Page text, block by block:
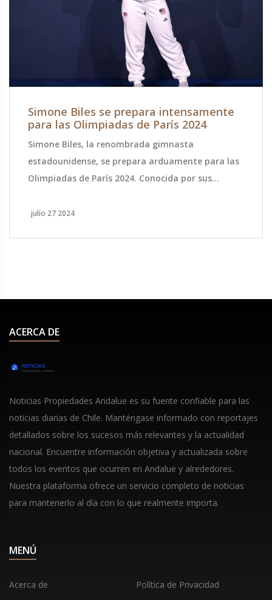
Simone Biles se prepara intensamente
para las Olimpiadas de París 2024
Simone Biles, la renombrada gimnasta
estadounidense, se prepara arduamente para las
Olimpiadas de París 2024. Conocida por sus
enfocada en superar desafíos pasados y
julio 27 2024
ACERCA DE
Noticias Propiedades Andalue es su fuente confiable para las
noticias diarias de Chile. Manténgase informado con reportajes
detallados sobre los sucesos más relevantes y la actualidad
nacional. Encuentre información objetiva y actualizada sobre
todos los eventos que ocurren en Andalue y alrededores.
Nuestra plataforma ofrece un servicio completo de noticias
para mantenerlo al día con lo que realmente importa.
MENÚ
Acerca de Política de Privacidad